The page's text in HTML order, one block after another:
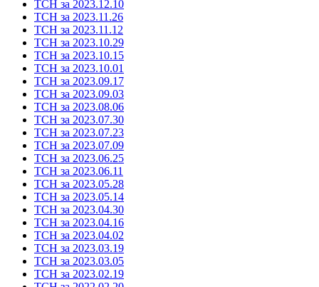
ТСН за 2023.12.10
ТСН за 2023.11.26
ТСН за 2023.11.12
ТСН за 2023.10.29
ТСН за 2023.10.15
ТСН за 2023.10.01
ТСН за 2023.09.17
ТСН за 2023.09.03
ТСН за 2023.08.06
ТСН за 2023.07.30
ТСН за 2023.07.23
ТСН за 2023.07.09
ТСН за 2023.06.25
ТСН за 2023.06.11
ТСН за 2023.05.28
ТСН за 2023.05.14
ТСН за 2023.04.30
ТСН за 2023.04.16
ТСН за 2023.04.02
ТСН за 2023.03.19
ТСН за 2023.03.05
ТСН за 2023.02.19